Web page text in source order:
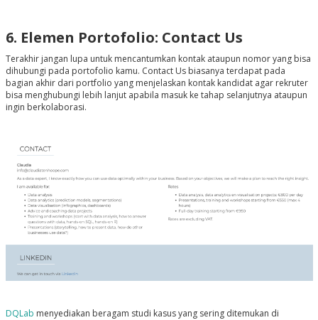
6. Elemen Portofolio: Contact Us
Terakhir jangan lupa untuk mencantumkan kontak ataupun nomor yang bisa
dihubungi pada portofolio kamu. Contact Us biasanya terdapat pada
bagian akhir dari portfolio yang menjelaskan kontak kandidat agar rekruter
bisa menghubungi lebih lanjut apabila masuk ke tahap selanjutnya ataupun
ingin berkolaborasi.
DQLab menyediakan beragam studi kasus yang sering ditemukan di